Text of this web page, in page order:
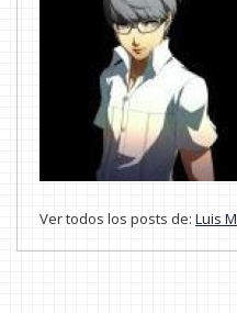
Ver todos los posts de: Luis